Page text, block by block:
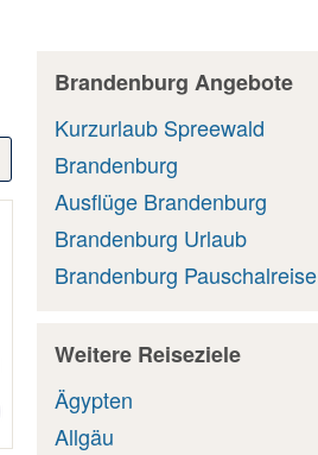
Brandenburg Angebote
Kurzurlaub Spreewald
Brandenburg
Ausflüge Brandenburg
Brandenburg Urlaub
Brandenburg Pauschalreise
Weitere Reiseziele
Ägypten
Allgäu